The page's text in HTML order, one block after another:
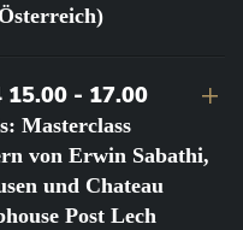
15.00 - 17.00
Masterclass
von Erwin Sabathi,
und Chateau
Post Lech